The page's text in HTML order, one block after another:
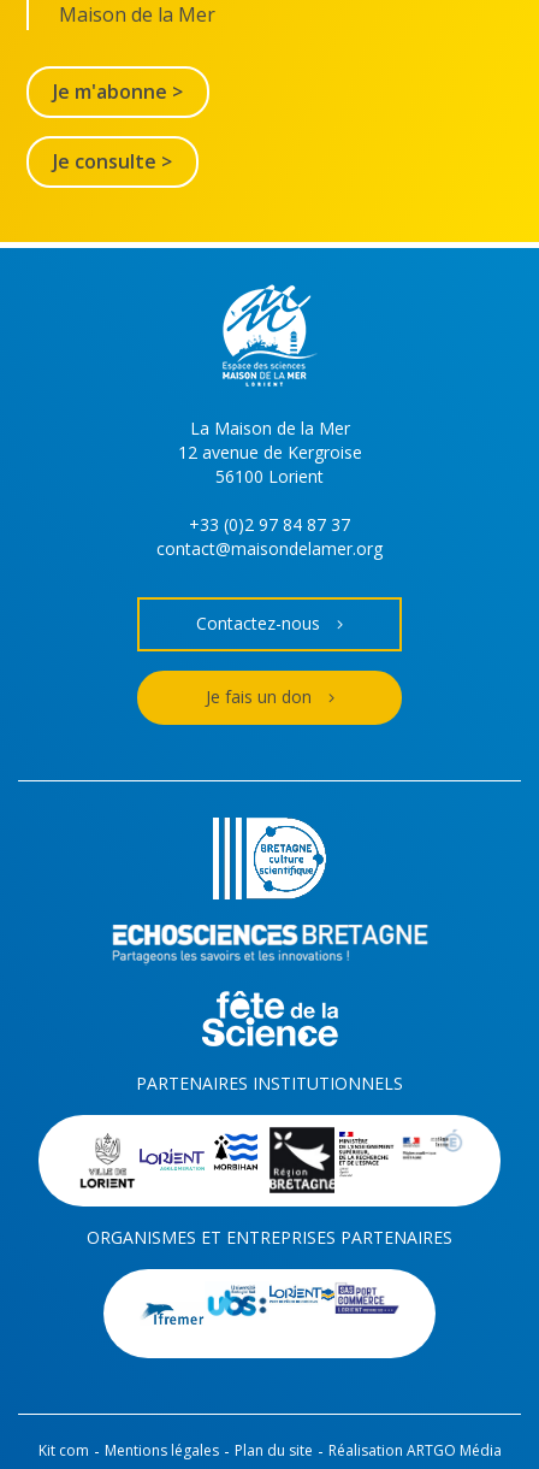
Maison de la Mer
Je m'abonne >
Je consulte >
La Maison de la Mer
12 avenue de Kergroise
56100 Lorient
+33 (0)2 97 84 87 37
contact@maisondelamer.org
Contactez-nous
Je fais un don
PARTENAIRES INSTITUTIONNELS
ORGANISMES ET ENTREPRISES PARTENAIRES
Kit com - Mentions légales- Plan du site - Réalisation ARTGO Média